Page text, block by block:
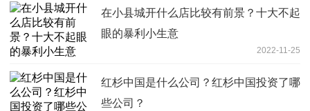
在小县城开什么店比较有前景？十大不起
眼的暴利小生意
2022-11-25
红杉中国是什么公司？红杉中国投资了哪
些公司？